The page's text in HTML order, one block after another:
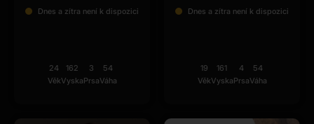
Dnes a zítra není k dispozici
24
Věk
162
Vyska
3
Prsa
54
Váha
Dnes a zítra není k dispozici
19
Věk
161
Vyska
4
Prsa
54
Váha